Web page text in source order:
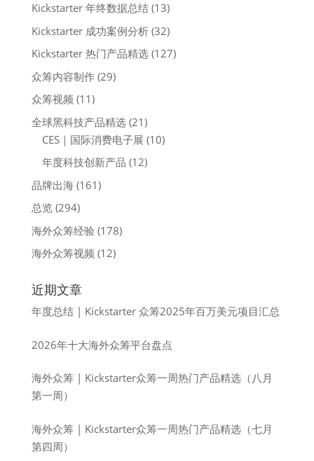
Kickstarter 年终数据总结(13)
Kickstarter 成功案例分析(32)
Kickstarter 热门产品精选(127)
众筹内容制作(29)
众筹视频 (11)
全球黑科技产品精选(21)
CES｜国际消费电子展 (10)
年度科技创新产品 (12)
品牌出海(161)
总览(294)
海外众筹经验 (178)
海外众筹视频 (12)
近期文章
年度总结 | Kickstarter 众筹2025年百万美元项目汇总
2026年十大海外众筹平台盘点
海外众筹 | Kickstarter众筹一周热门产品精选（八月
第一周）
海外众筹 | Kickstarter众筹一周热门产品精选（七月
第四周）